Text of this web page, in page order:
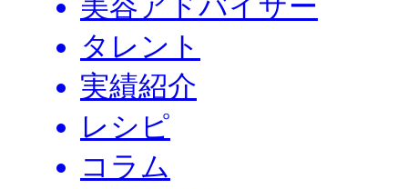
タレント
実績紹介
レシピ
コラム